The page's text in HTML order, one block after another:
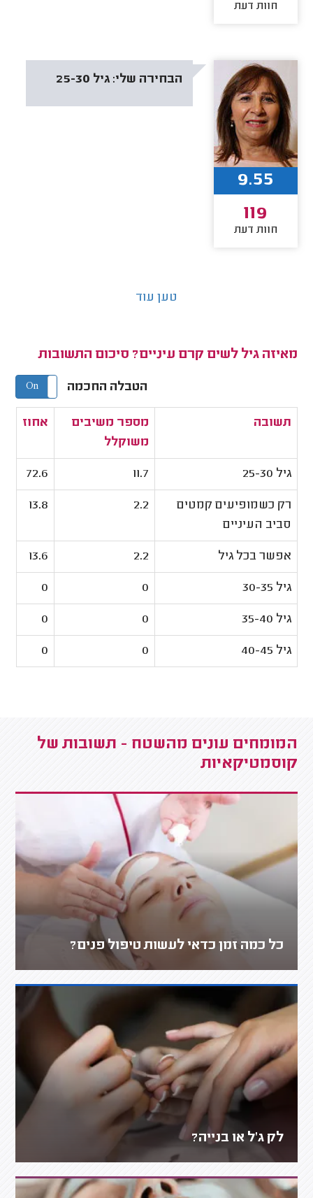
חוות דעת
הבחירה שלי: גיל 25-30
9.55
119
חוות דעת
טען עוד
מאיזה גיל לשים קרם עיניים? סיכום התשובות
הטבלה החכמה On Off
תשובה
מספר משיבים
משוקלל
אחוז
גיל 25-30 11.7
72.6
רק כשמופיעים קמטים
סביב העיניים
2.2
13.8
אפשר בכל גיל 2.2
13.6
גיל 30-35 0
0
גיל 35-40 0
0
גיל 40-45 0
0
המומחים עונים מהשטח - תשובות של
קוסמטיקאיות
כל כמה זמן כדאי לעשות טיפול פנים?
לק ג'ל או בנייה?